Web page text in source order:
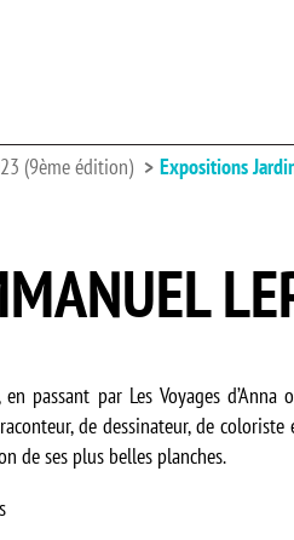
(9ème édition) Expositions
en passant par Les Voyages
de dessinateur, de
de ses plus belles planches.